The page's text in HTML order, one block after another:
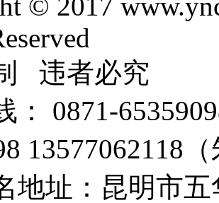
违者必究
： 0871-
13577062118
地址：昆明市